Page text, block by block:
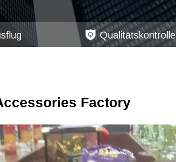
Qualitätskontrolle
Factory